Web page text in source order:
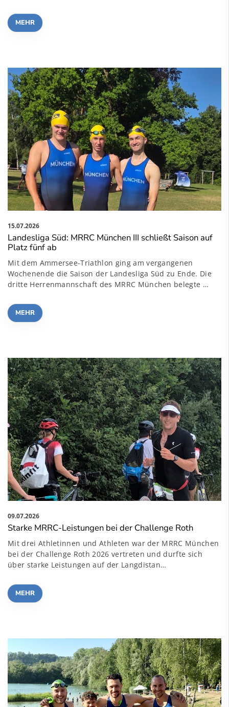
MEHR
15.07.2026
Landesliga Süd: MRRC München III schließt Saison auf
Platz fünf ab
Mit dem Ammersee-Triathlon ging am vergangenen
Wochenende die Saison der Landesliga Süd zu Ende. Die
dritte Herrenmannschaft des MRRC München belegte …
MEHR
09.07.2026
Starke MRRC-Leistungen bei der Challenge Roth
Mit drei Athletinnen und Athleten war der MRRC München
bei der Challenge Roth 2026 vertreten und durfte sich
über starke Leistungen auf der Langdistan…
MEHR